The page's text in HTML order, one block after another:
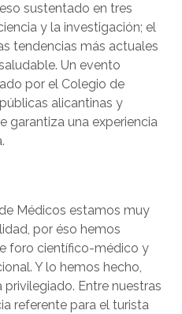
sustentado en tres
y la investigación; el
tendencias más actuales
Un evento
por el Colegio de
alicantinas y
garantiza una experiencia
Médicos estamos muy
por éso hemos
foro científico-médico y
Y lo hemos hecho,
Entre nuestras
referente para el turista